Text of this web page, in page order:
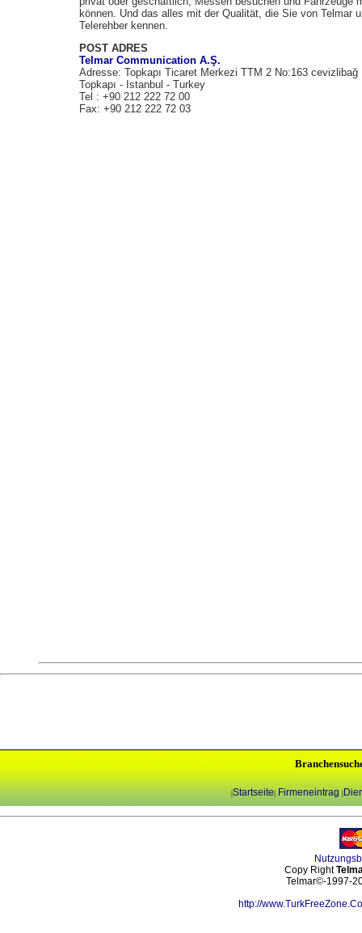
können. Und das alles mit der Qualität, die Sie von Telmar
Telerehber kennen.
POST ADRES
Telmar Communication A.Ş.
Adresse: Topkapı Ticaret Merkezi TTM 2 No:163 cevizlibağ
Topkapı - Istanbul - Turkey
Tel : +90 212 222 72 00
Fax: +90 212 222 72 03
|Startseite| Firmeneintrag |
Copy Right
Telmar©-1997-
http://